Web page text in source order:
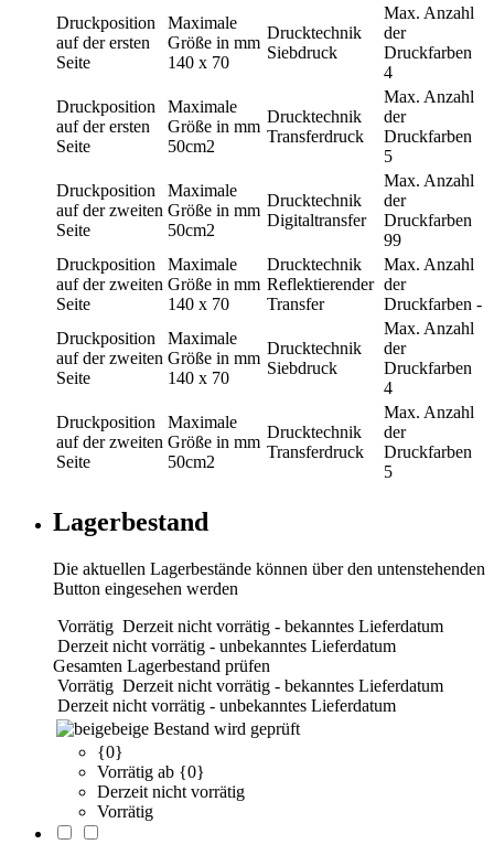
Druckposition
auf der ersten
Seite
Maximale
Größe in mm
140 x 70
Drucktechnik
Siebdruck
Max. Anzahl
der
Druckfarben
4
Druckposition
auf der ersten
Seite
Maximale
Größe in mm
50cm2
Drucktechnik
Transferdruck
Max. Anzahl
der
Druckfarben
5
Druckposition
auf der zweiten
Seite
Maximale
Größe in mm
50cm2
Drucktechnik
Digitaltransfer
Max. Anzahl
der
Druckfarben
99
Druckposition
auf der zweiten
Seite
Maximale
Größe in mm
140 x 70
Drucktechnik
Reflektierender
Transfer
Max. Anzahl
der
Druckfarben -
Druckposition
auf der zweiten
Seite
Maximale
Größe in mm
140 x 70
Drucktechnik
Siebdruck
Max. Anzahl
der
Druckfarben
4
Druckposition
auf der zweiten
Seite
Maximale
Größe in mm
50cm2
Drucktechnik
Transferdruck
Max. Anzahl
der
Druckfarben
5
Lagerbestand
Die aktuellen Lagerbestände können über den untenstehenden
Button eingesehen werden
Vorrätig Derzeit nicht vorrätig - bekanntes Lieferdatum
Derzeit nicht vorrätig - unbekanntes Lieferdatum
Gesamten Lagerbestand prüfen
Vorrätig Derzeit nicht vorrätig - bekanntes Lieferdatum
Derzeit nicht vorrätig - unbekanntes Lieferdatum
beige Bestand wird geprüft
{0}
Vorrätig ab {0}
Derzeit nicht vorrätig
Vorrätig